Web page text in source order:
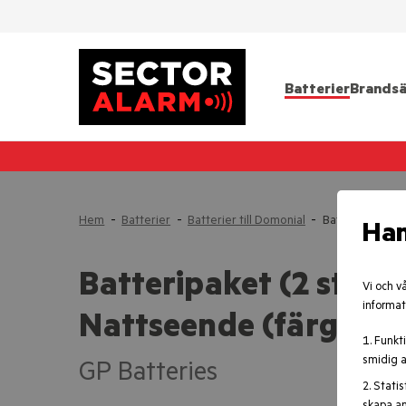
Batterier
Hem - Batterier - Batterier till Domonial - Batteripaket (2
Batteripaket (2 st),
Nattseende (färg),
GP Batteries
Vi och
smidig